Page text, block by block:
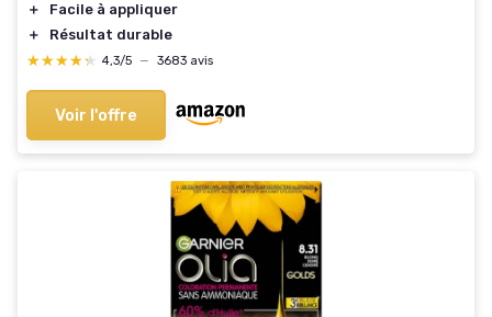
＋
Facile à appliquer
＋
Résultat durable
★★★★★
★★★★★ 4,3/5 — 3683 avis
Voir l'offre